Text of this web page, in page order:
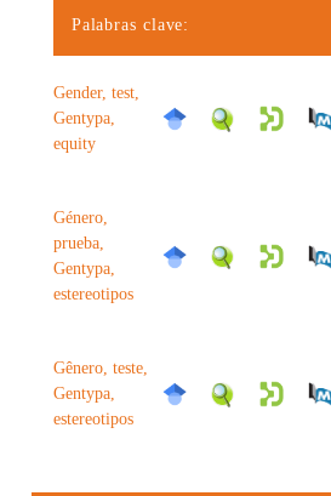
Palabras clave:
Gender, test,
Gentypa,
equity
Género,
prueba,
Gentypa,
estereotipos
Gênero, teste,
Gentypa,
estereotipos